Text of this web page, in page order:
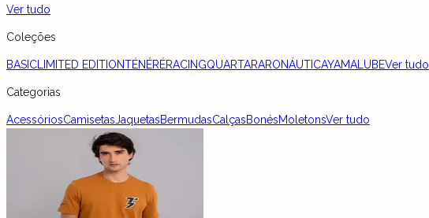
Ver tudo
Coleções
BASIC LIMITED EDITIONTÉNÉRÉRACINGQUARTARARONÁUTICAYAMALUBEVer tudo
Categorias
AcessóriosCamisetasJaquetasBermudasCalçasBonésMoletonsVer tudo